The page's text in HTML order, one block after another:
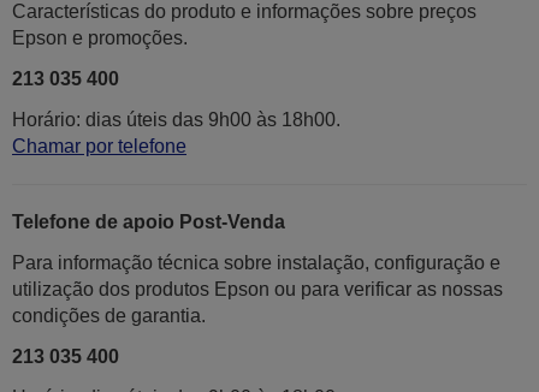
Características do produto e informações sobre preços
Epson e promoções.
213 035 400
Horário: dias úteis das 9h00 às 18h00.
Chamar por telefone
Telefone de apoio Post-Venda
Para informação técnica sobre instalação, configuração e
utilização dos produtos Epson ou para verificar as nossas
condições de garantia.
213 035 400